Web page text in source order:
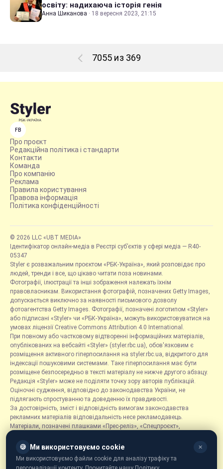
освіту: надихаюча історія генія
Анна Шиканова · 18 вересня 2023, 21:15
7055 из 369
FB
Про проєкт
Редакційна політика і стандарти
Контакти
Команда
Про компанію
Реклама
Правила користування
Правова інформація
Політика конфіденційності
© 2026 LLC «UBT MEDIA»
Ідентифікатор онлайн-медіа в Реєстрі суб’єктів у сфері медіа — R40-
05347
Styler є розважальним проєктом «РБК-Україна», який розповідає про
людей, тренди і все, що цікаво читати поза новинами.
Фотографії, ілюстрації та інші зображення належать їхнім
правовласникам. Використання фотографій, позначених Getty Images,
допускається виключно за наявності письмового дозволу
фотоагентства Getty Images. Фотографії, позначені логотипом «Styler»
або підписані «Styler» чи «РБК-Україна», можуть використовуватися на
умовах ліцензії Creative Commons Attribution 4.0 International.
При повному або частковому відтворенні інформаційних матеріалів,
опублікованих на вебсайті «Styler» (styler.rbc.ua), обов'язковим є
розміщення активного гіперпосилання на styler.rbc.ua, відкритого для
індексації пошуковими системами. Таке гіперпосилання має бути
розміщене безпосередньо в тексті матеріалу не нижче другого абзацу.
Редакція «Styler» може не поділяти точку зору авторів публікацій.
Оціночні судження, відповідно до законодавства України, не
підлягають спростуванню та доведенню їх правдивості.
За достовірність, зміст і відповідність вимогам законодавства
рекламних матеріалів відповідальність несе рекламодавець.
Матеріали, позначені плашками «Прес-реліз», «Спецпроєкт»,
розміщуються на правах реклами.
Рубрика «Новини компаній» є інформаційним форматом, що містить
новини, повідомлення та оголошення, пов'язані з діяльністю
🍪 Ми використовуємо cookie ✕
Ми використовуємо файли cookie для аналізу трафіку та